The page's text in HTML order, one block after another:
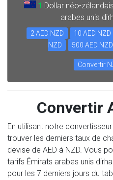
1 Dollar néo-
arabes unis
2 AED NZD 10 AED NZD
NZD
500 AED NZD
Convertir
Convertir
En utilisant notre
trouver les derniers taux de
devise de AED à NZD. Vous
tarifs Émirats arabes unis
pour les 7 derniers jours du